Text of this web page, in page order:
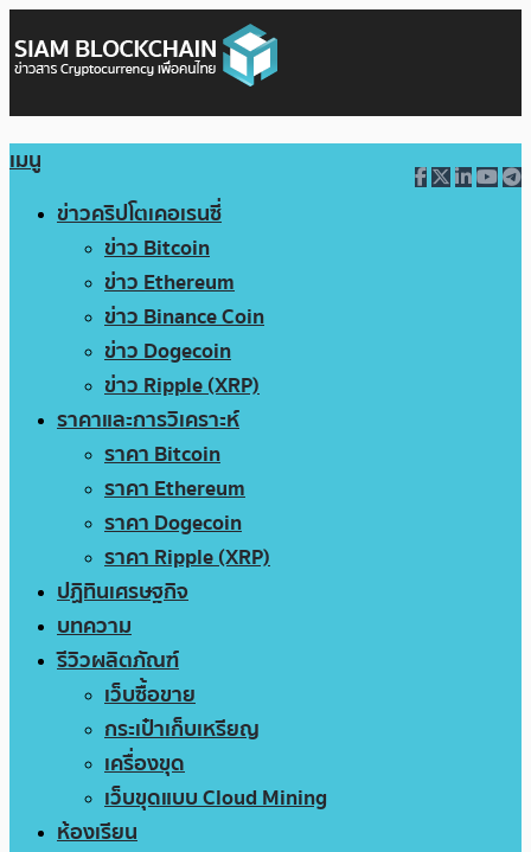
เมนู
ข่าวคริปโตเคอเรนซี่
ข่าว Bitcoin
ข่าว Ethereum
ข่าว Binance Coin
ข่าว Dogecoin
ข่าว Ripple (XRP)
ราคาและการวิเคราะห์
ราคา Bitcoin
ราคา Ethereum
ราคา Dogecoin
ราคา Ripple (XRP)
ปฏิทินเศรษฐกิจ
บทความ
รีวิวผลิตภัณฑ์
เว็บซื้อขาย
กระเป๋าเก็บเหรียญ
เครื่องขุด
เว็บขุดแบบ Cloud Mining
ห้องเรียน